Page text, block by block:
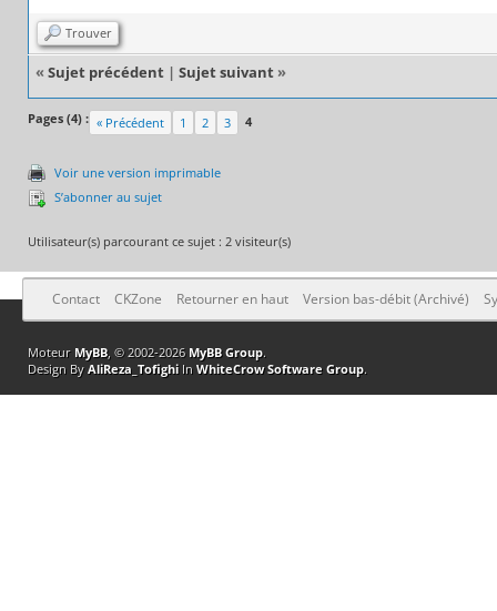
Trouver
« Sujet précédent | Sujet suivant »
Pages (4) : « Précédent 1 2 3 4
Voir une version imprimable
S’abonner au sujet
Utilisateur(s) parcourant ce sujet : 2 visiteur(s)
Contact CKZone Retourner en haut Version bas-débit (Archivé)
Moteur MyBB, © 2002-2026 MyBB Group.
Design By AliReza_TofighiIn WhiteCrow Software Group.